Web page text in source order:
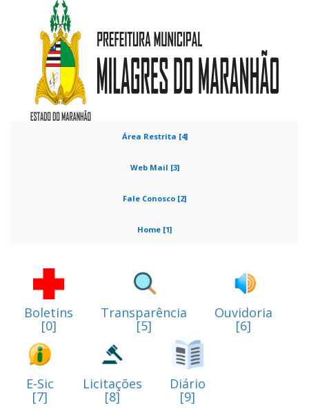
Área Restrita [4]
Web Mail [3]
Fale Conosco [2]
Home [1]
Boletins
[0]
Transparência
[5]
Ouvidoria
[6]
E-Sic
[7]
Licitações
[8]
Diário
[9]